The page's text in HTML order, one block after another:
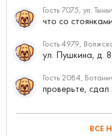
Гость 7075, ул.
Гость 4979,
ул. Пушкина, д.
ВСЕ